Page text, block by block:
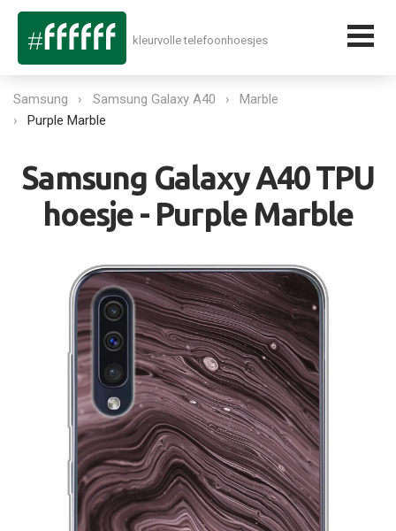
kleurvolle telefoonhoesjes
Samsung Samsung Galaxy A40
Marble
Purple Marble
Samsung Galaxy A40 TPU
hoesje - Purple Marble